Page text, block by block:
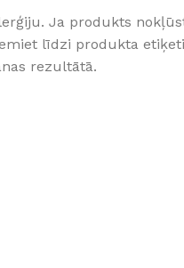
Ja produkts
līdzi produkta
rezultātā.